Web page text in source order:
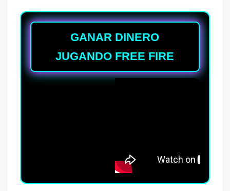
GANAR DINERO
JUGANDO FREE FIRE